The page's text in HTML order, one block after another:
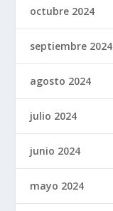
octubre 2024
septiembre 2024
agosto 2024
julio 2024
junio 2024
mayo 2024